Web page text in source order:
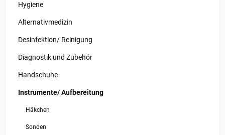
Hygiene
Alternativmedizin
Desinfektion/ Reinigung
Diagnostik und Zubehör
Handschuhe
Instrumente/ Aufbereitung
Häkchen
Sonden